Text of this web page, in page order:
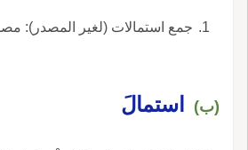
جمع استمالات (لغير المصدر):
(ب) استمالَ